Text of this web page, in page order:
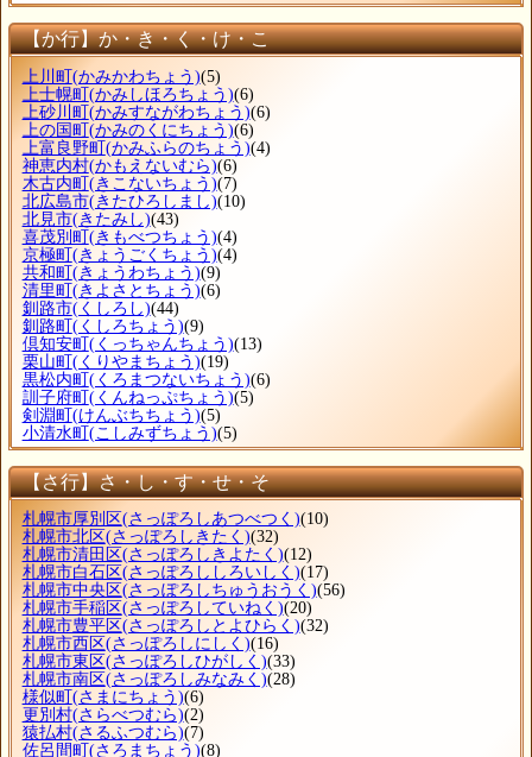
【か行】か・き・く・け・こ
上川町(かみかわちょう)(5)
上士幌町(かみしほろちょう)(6)
上砂川町(かみすながわちょう)(6)
上の国町(かみのくにちょう)(6)
上富良野町(かみふらのちょう)(4)
神恵内村(かもえないむら)(6)
木古内町(きこないちょう)(7)
北広島市(きたひろしまし)(10)
北見市(きたみし)(43)
喜茂別町(きもべつちょう)(4)
京極町(きょうごくちょう)(4)
共和町(きょうわちょう)(9)
清里町(きよさとちょう)(6)
釧路市(くしろし)(44)
釧路町(くしろちょう)(9)
倶知安町(くっちゃんちょう)(13)
栗山町(くりやまちょう)(19)
黒松内町(くろまつないちょう)(6)
訓子府町(くんねっぷちょう)(5)
剣淵町(けんぶちちょう)(5)
小清水町(こしみずちょう)(5)
【さ行】さ・し・す・せ・そ
札幌市厚別区(さっぽろしあつべつく)(10)
札幌市北区(さっぽろしきたく)(32)
札幌市清田区(さっぽろしきよたく)(12)
札幌市白石区(さっぽろししろいしく)(17)
札幌市中央区(さっぽろしちゅうおうく)(56)
札幌市手稲区(さっぽろしていねく)(20)
札幌市豊平区(さっぽろしとよひらく)(32)
札幌市西区(さっぽろしにしく)(16)
札幌市東区(さっぽろしひがしく)(33)
札幌市南区(さっぽろしみなみく)(28)
様似町 (さまにちょう)(6)
更別村(さらべつむら)(2)
猿払村(さるふつむら)(7)
佐呂間町 (さろまちょう)(8)